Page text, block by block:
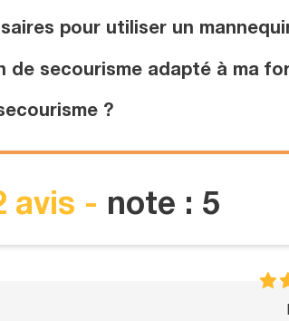
pour utiliser un
de secourisme adapté à ma
?
avis - note : 5